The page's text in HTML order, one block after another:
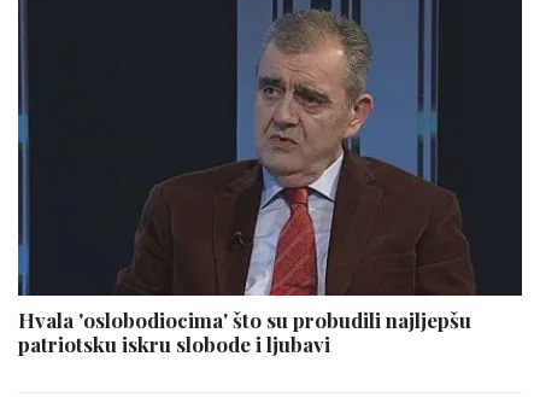
Hvala 'oslobodiocima' što su probudili najljepšu
patriotsku iskru slobode i ljubavi